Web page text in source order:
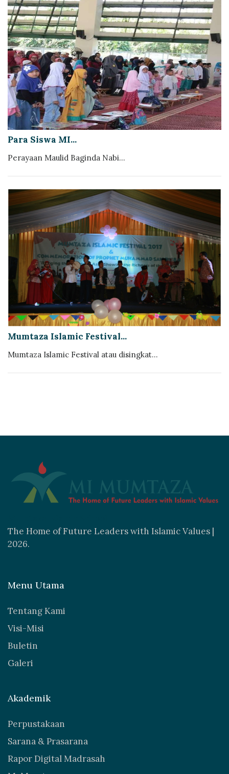
Para Siswa MI...
Perayaan Maulid Baginda Nabi...
Mumtaza Islamic Festival...
Mumtaza Islamic Festival atau disingkat...
The Home of Future Leaders with Islamic Values |
2026.
Menu Utama
Tentang Kami
Visi-Misi
Buletin
Galeri
Akademik
Perpustakaan
Sarana & Prasarana
Rapor Digital Madrasah